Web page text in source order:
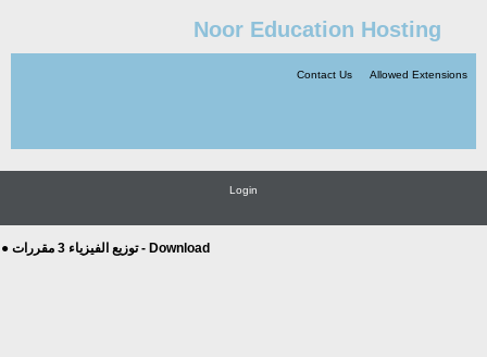
Noor Education Hosting
Allowed Extensions
Contact Us
Login
● توزيع الفيزياء 3 مقررات - Download